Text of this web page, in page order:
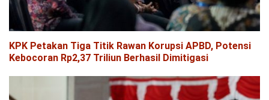
KPK Petakan Tiga Titik Rawan Korupsi APBD, Potensi
Kebocoran Rp2,37 Triliun Berhasil Dimitigasi